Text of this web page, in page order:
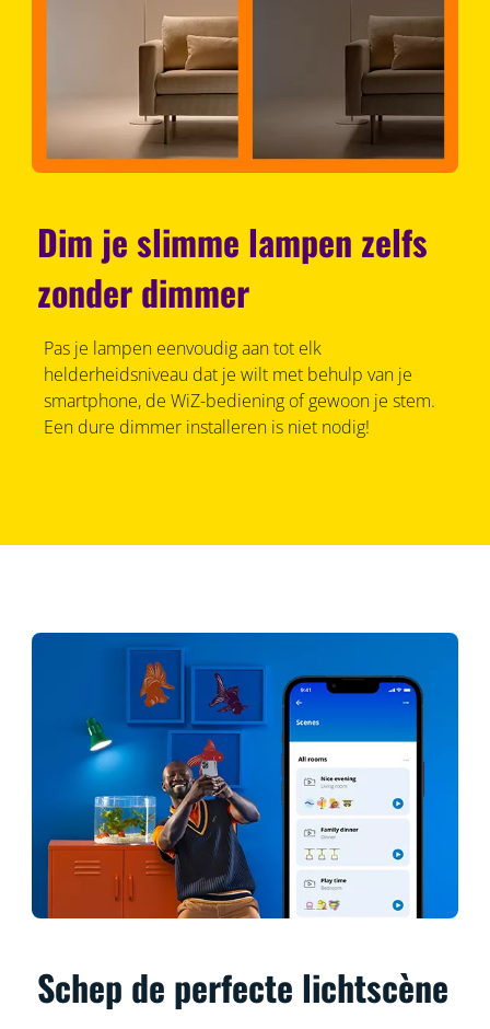
Dim je slimme lampen zelfs
zonder dimmer
Pas je lampen eenvoudig aan tot elk
helderheidsniveau dat je wilt met behulp van je
smartphone, de WiZ-bediening of gewoon je stem.
Een dure dimmer installeren is niet nodig!
Schep de perfecte lichtscène